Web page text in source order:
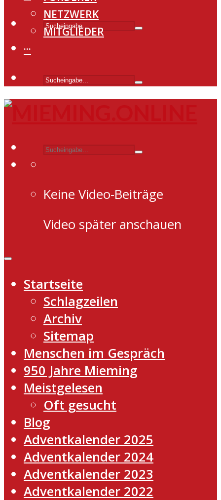
NETZWERK
MITGLIEDER
···
Keine Video-Beiträge
Video später anschauen
Startseite
Schlagzeilen
Archiv
Sitemap
Menschen im Gespräch
950 Jahre Mieming
Meistgelesen
Oft gesucht
Blog
Adventkalender 2025
Adventkalender 2024
Adventkalender 2023
Adventkalender 2022